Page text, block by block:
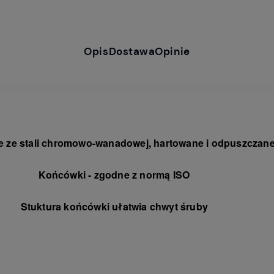
OpisDostawaOpinie
ze stali chromowo-wanadowej, hartowane i
Końcówki - zgodne z normą ISO
Stuktura końcówki ułatwia chwyt śruby